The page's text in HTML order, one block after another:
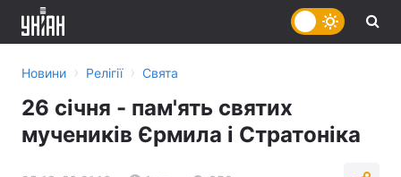
Новини › Релігії › Свята
26 січня - пам'ять святих
мучеників Єрмила і Стратоніка